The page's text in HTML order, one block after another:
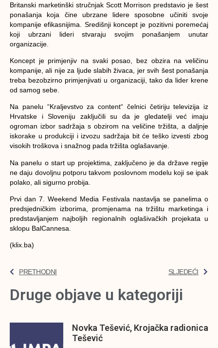
Britanski marketinški stručnjak Scott Morrison predstavio je šest
ponašanja koja čine ubrzane lidere sposobne učiniti svoje
kompanije efikasnijima. Središnji koncept je pozitivni poremećaj
koji ubrzani lideri stvaraju svojim ponašanjem unutar
organizacije.
Koncept je primjenjiv na svaki posao, bez obzira na veličinu
kompanije, ali nije za ljude slabih živaca, jer svih šest ponašanja
treba bezobzirno primjenjivati u organizaciji, tako da lider krene
od samog sebe.
Na panelu “Kraljevstvo za content“ čelnici četiriju televizija iz
Hrvatske i Sloveniju zaključili su da je gledatelji već imaju
ogroman izbor sadržaja s obzirom na veličine tržišta, a daljnje
iskorake u produkciji i izvozu sadržaja bit će teško izvesti zbog
visokih troškova i snažnog pada tržišta oglašavanje.
Na panelu o start up projektima, zaključeno je da države regije
ne daju dovoljnu potporu takvom poslovnom modelu koji se ipak
polako, ali sigurno probija.
Prvi dan 7. Weekend Media Festivala nastavlja se panelima o
predsjedničkim izborima, promjenama na tržištu marketinga i
predstavljanjem najboljih regionalnih oglašivačkih projekata u
sklopu BalCannesa.
(klix.ba)
PRETHODNI SLJEDEĆI
Druge objave u kategoriji
Novka Tešević, Krojačka radionica
Tešević